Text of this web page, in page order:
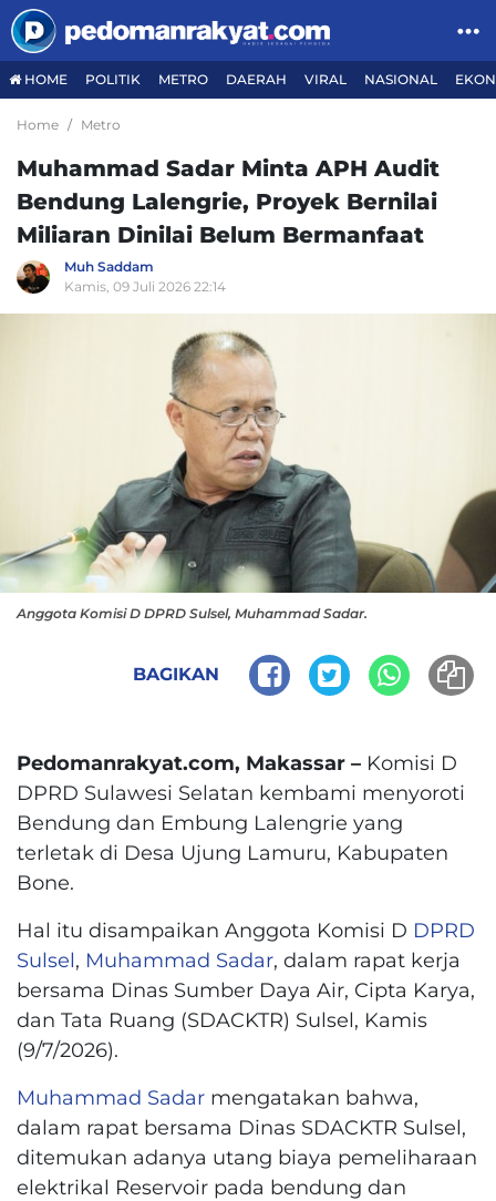
HOME POLITIK METRO DAERAH VIRAL NASIONAL
Home Metro
Muhammad Sadar Minta APH Audit
Bendung Lalengrie, Proyek Bernilai
Miliaran Dinilai Belum Bermanfaat
Muh Saddam
Kamis, 09 Juli 2026 22:14
Anggota Komisi D DPRD Sulsel, Muhammad Sadar.
BAGIKAN
Pedomanrakyat.com, Makassar – Komisi D
DPRD Sulawesi Selatan kembami menyoroti
Bendung dan Embung Lalengrie yang
terletak di Desa Ujung Lamuru, Kabupaten
Bone.
Hal itu disampaikan Anggota Komisi D DPRD
Sulsel, Muhammad Sadar, dalam rapat kerja
bersama Dinas Sumber Daya Air, Cipta Karya,
dan Tata Ruang (SDACKTR) Sulsel, Kamis
(9/7/2026).
Muhammad Sadar mengatakan bahwa,
dalam rapat bersama Dinas SDACKTR Sulsel,
ditemukan adanya utang biaya pemeliharaan
elektrikal Reservoir pada bendung dan